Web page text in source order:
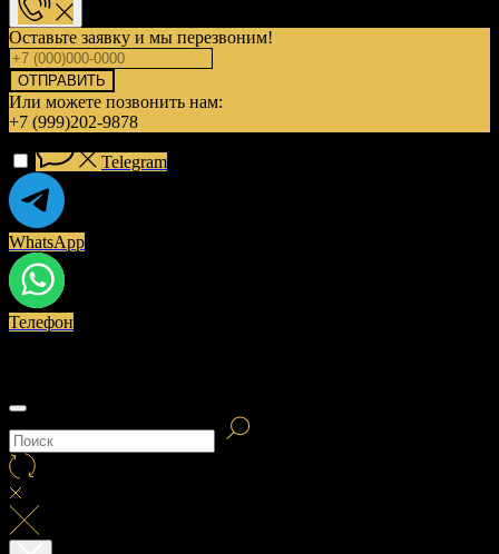
Оставьте заявку и мы перезвоним!
ОТПРАВИТЬ
Или можете позвонить нам:
+7 (999)202-9878
Telegram
WhatsApp
Телефон